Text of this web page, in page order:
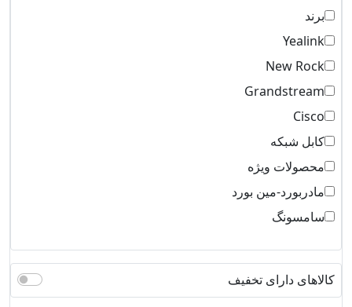
برند
Yealink
New Rock
Grandstream
Cisco
کابل شبکه
محصولات ویژه
مادربورد-مین بورد
سامسونگ
کالاهای دارای تخفیف